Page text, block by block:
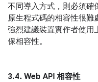
不同導入方式，則必須確
原生程式碼的相容性很難
強烈建議裝置實作者使用
保相容性。
3.4. Web API 相容性